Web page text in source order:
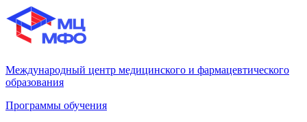
Международный центр медицинского и фармацевтического
образования
Программы обучения